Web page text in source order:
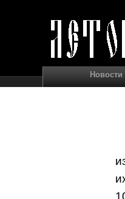
Новости